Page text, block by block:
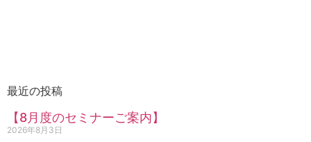
最近の投稿
【8月度のセミナーご案内】
2026年8月3日